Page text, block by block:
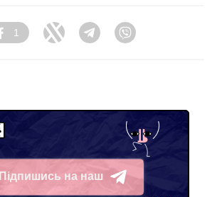
Facebook
1
Twitter TelegramViber
Підпишись на наш
Telegram